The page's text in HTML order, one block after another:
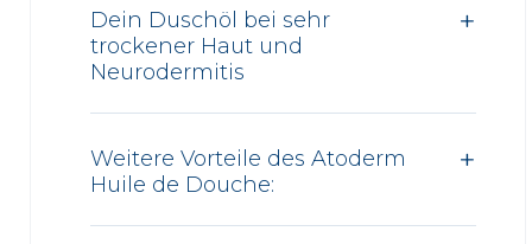
Dein Duschöl bei sehr
trockener Haut und
Neurodermitis
Weitere Vorteile des Atoderm
Huile de Douche: